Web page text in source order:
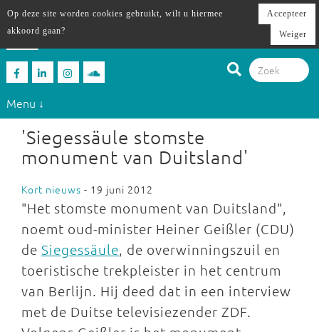
Menu ↓
'Siegessäule stomste
monument van Duitsland'
Kort nieuws - 19 juni 2012
"Het stomste monument van Duitsland",
noemt oud-minister Heiner Geißler (CDU)
de Siegessäule, de overwinningszuil en
toeristische trekpleister in het centrum
van Berlijn. Hij deed dat in een interview
met de Duitse televisiezender ZDF.
Op deze site worden cookies gebruikt, wilt u hiermee
akkoord gaan?
Accepteer
Weiger